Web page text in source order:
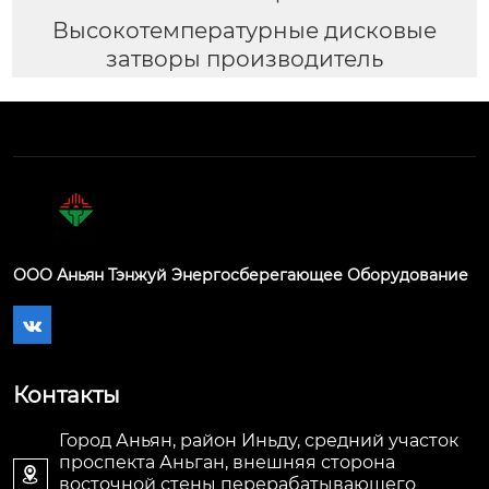
Высокотемпературные дисковые
затворы производитель
ООО Аньян Тэнжуй Энергосберегающее Оборудование

Контакты

Город Аньян, район Иньду, средний участок
проспекта Аньган, внешняя сторона
восточной стены перерабатывающего